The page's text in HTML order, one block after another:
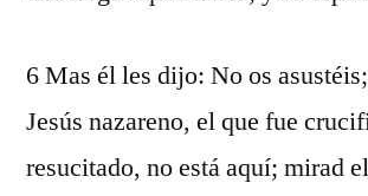
6 Mas él les dijo: No os
Jesús nazareno, el que fue
resucitado, no está aquí; mirad